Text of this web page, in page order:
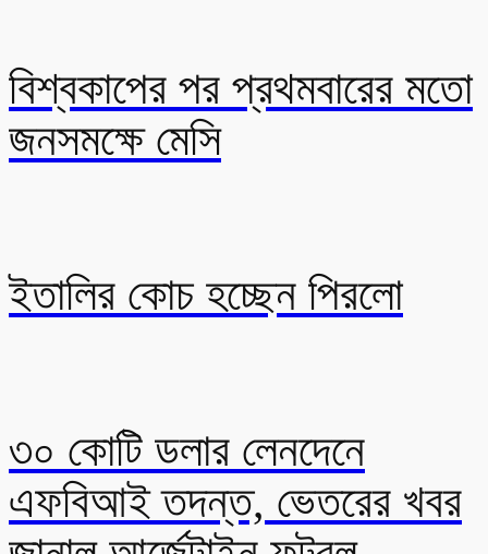
বিশ্বকাপের পর প্রথমবারের মতো
জনসমক্ষে মেসি
ইতালির কোচ হচ্ছেন পিরলো
৩০ কোটি ডলার লেনদেনে
এফবিআই তদন্ত, ভেতরের খবর